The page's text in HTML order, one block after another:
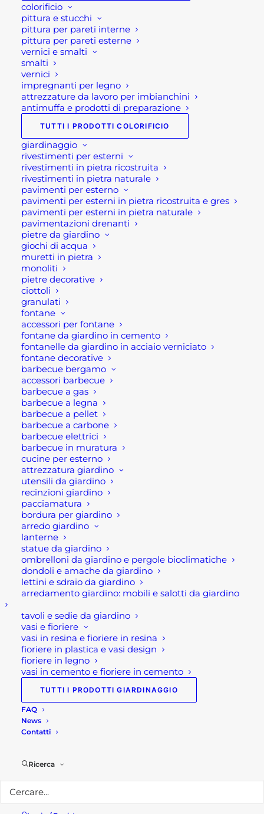
colorificio
pittura e stucchi
pittura per pareti interne
pittura per pareti esterne
vernici e smalti
smalti
vernici
impregnanti per legno
attrezzature da lavoro per imbianchini
antimuffa e prodotti di preparazione
TUTTI I PRODOTTI COLORIFICIO
giardinaggio
rivestimenti per esterni
rivestimenti in pietra ricostruita
rivestimenti in pietra naturale
pavimenti per esterno
pavimenti per esterni in pietra ricostruita e gres
pavimenti per esterni in pietra naturale
pavimentazioni drenanti
pietre da giardino
giochi di acqua
muretti in pietra
monoliti
pietre decorative
ciottoli
granulati
fontane
accessori per fontane
fontane da giardino in cemento
fontanelle da giardino in acciaio verniciato
fontane decorative
barbecue bergamo
accessori barbecue
barbecue a gas
barbecue a legna
barbecue a pellet
barbecue a carbone
barbecue elettrici
barbecue in muratura
cucine per esterno
attrezzatura giardino
utensili da giardino
recinzioni giardino
pacciamatura
bordura per giardino
arredo giardino
lanterne
statue da giardino
ombrelloni da giardino e pergole bioclimatiche
dondoli e amache da giardino
lettini e sdraio da giardino
arredamento giardino: mobili e salotti da giardino
tavoli e sedie da giardino
vasi e fioriere
vasi in resina e fioriere in resina
fioriere in plastica e vasi design
fioriere in legno
vasi in cemento e fioriere in cemento
TUTTI I PRODOTTI GIARDINAGGIO
FAQ
News
Contatti
Ricerca
e dalle 14 alle 17, ti offriremo tutto il supporto
necessario per aiutarti nella procedura di
acquisto!
Oppure scrivi una mail a
shop@rotacommerciale.it
Dimensione
CORONE
AL
WIDIA
HIKOKI
quantità
AGGIUNGI AL CARRELLO
SKU
UEHCW
Categorie
ARTICOLI FERRAMENTA
FERRAMENTA
UTENSILERIA
ELETTROUTENSILI
Brand
Descrizione
Corone al Widia Hikoki
Le corone al widia di Hikoki (accessori) SISTEMA
CONICO K 1:8 sono corone indicate per forare
cemento, così come mattoni e la pietra. Dunque,
si tratta del sistema migliore per la forature di
questi materiali. Sono, pertanto, degli accessori
Hikoki di varie dimensioni. Dal diametro di 40 mm
al diametro di 125 mm.
In queste corone al widia, i codoli sono dotati di
foro per facilitare la rimozione della punta di
In aggiunta, il sistema è applicabile ai martelli
elettropneumatici dotati di attacco SDS-max e ai
martelli tassellatori SDS-plus che però possono
montare corone fino a Ø 50 mm.
Disponibili on line nelle seguenti misure
Specifiche tecniche
40